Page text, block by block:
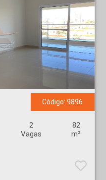
Código: 9896
2
Vagas
82
m²